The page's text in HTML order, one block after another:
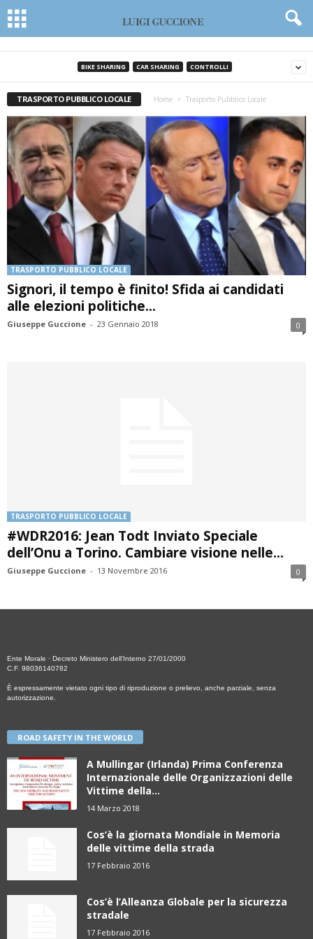
BIKE SHARING CAR SHARING CONTROLLI
TRASPORTO PUBBLICO LOCALE Home Trasporto Pubblico Locale
TRASPORTO PUBBLICO LOCALE
Signori, il tempo è finito! Sfida ai candidati
alle elezioni politiche...
Giuseppe Guccione - 23 Gennaio 2018 0
TRASPORTO PUBBLICO LOCALE
#WDR2016: Jean Todt Inviato Speciale
dell’Onu a Torino. Cambiare visione nelle...
Giuseppe Guccione - 13 Novembre 2016 0
Ente Morale · Decreto Ministero dell’Interno 27/01/2000
C.F. 98036140782
È espressamente vietato ogni tipo di riproduzione o prelievo, anche parziale, senza
autorizzazione.
ROAD SAFETY IN THE WORLD
A Mullingar (Irlanda) Prima Conferenza
Internazionale delle Organizzazioni delle
Vittime della...
14 Marzo 2018
Cos’è la giornata Mondiale in Memoria
delle vittime della strada
17 Febbraio 2016
Cos’è l’Alleanza Globale per la sicurezza
stradale
17 Febbraio 2016